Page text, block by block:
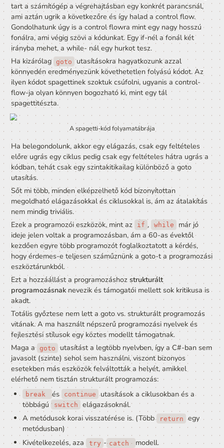
Az ideális C# forlmázásról bővebben:
C# Puska 5 - Kódolási konvenciók
Kiegészítő anyag: Strukturált
programozás és a Control flow
Az elágazások és ciklusok nem ismert fogalmak a
hardvere számára. A processzor semmi mást nem tud
parancsról-parancsara végrehajtani egy memóriában
utasítás sort.
Van viszont egy olyan művelet minden számítógépben,
“Ugrorj valahova máshova a memóriában, ha igaz
feltétel”. Ezt nevezzük jump utasnak.
A korai programozási nyelvekben nem léteztek
ciklusok, helyette a jump paranccsal egyenértékű
utasítás volt használatos.
Ha végig követjük egy program futását, akkor annak
úgy nevezett control flow-ja, vagy vezérelt folyamata.
tart a számítógép a végrehajtásban egy konkrét
ami aztán ugrik a következőre és így halad a control
Gondolhatunk úgy is a control flowra mint egy nagy
fonálra, ami végig szövi a kódunkat. Egy if-nél a fonál
irányba mehet, a while- nál egy hurkot tesz.
Ha kizárólag
goto utasításokra hagyatkozunk azzal
könnyedén eredményezünk követhetetlen folyású
ilyen kódot spagettinek szoktuk csúfolni, ugyanis a
flow-ja olyan könnyen bogozható ki, mint egy tál
spagettitészta.
A spagetti-kód folyamatábrája
Ha belegondolunk, akkor egy elágazás, csak egy
előre ugrás egy ciklus pedig csak egy feltételes hátra
kódban, tehát csak egy szintakitikailag különböző a